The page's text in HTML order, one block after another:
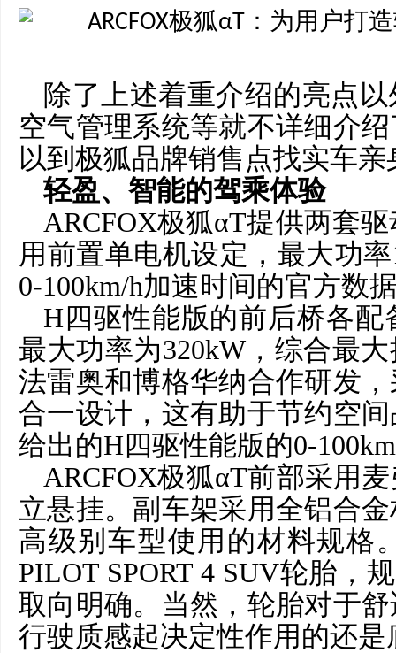
除了上述着重介绍的亮点
空气管理系统等就不详细介
以到极狐品牌销售点找实车
轻盈、智能的驾乘体验
ARCFOX极狐αT提供两套
用前置单电机设定，最大功
0-100km/h加速时间的官方数
H四驱性能版的前后桥各
最大功率为320kW，综合最
法雷奥和博格华纳合作研发
合一设计，这有助于节约空
给出的H四驱性能版的0-
ARCFOX极狐αT前部采用
立悬挂。副车架采用全铝合
高级别车型使用的材料规格
PILOT SPORT 4 SUV轮胎，
取向明确。当然，轮胎对于
行驶质感起决定性作用的还